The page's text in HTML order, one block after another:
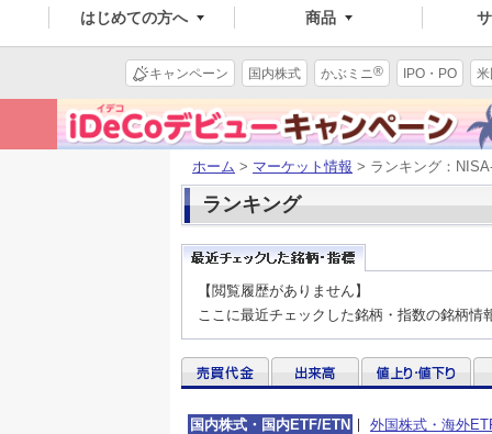
はじめての方へ 商品
キャンペーン 国内株式 かぶミニ® IPO・PO
ホーム > マーケット情報 > ランキング：
ランキング
【閲覧履歴がありません】
ここに最近チェックした銘柄・指数の銘柄情
国内株式・国内ETF/ETN 外国株式・海外